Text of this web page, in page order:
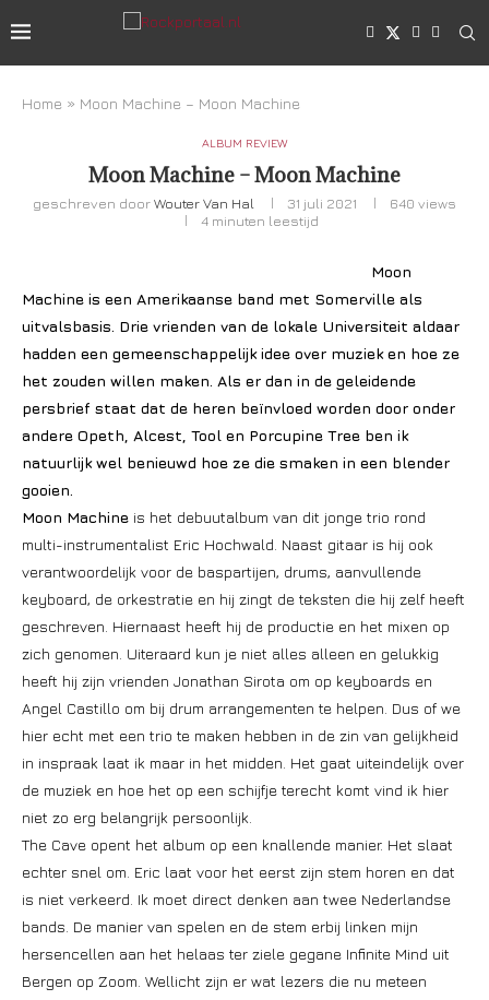
Home » Moon Machine – Moon Machine
ALBUM REVIEW
Moon Machine – Moon Machine
geschreven doorWouter Van Hal 31 juli 2021 640 views
4 minuten leestijd
Moon
Machine is een Amerikaanse band met Somerville als
uitvalsbasis. Drie vrienden van de lokale Universiteit aldaar
hadden een gemeenschappelijk idee over muziek en hoe ze
het zouden willen maken. Als er dan in de geleidende
persbrief staat dat de heren beïnvloed worden door onder
andere Opeth, Alcest, Tool en Porcupine Tree ben ik
natuurlijk wel benieuwd hoe ze die smaken in een blender
gooien.
Moon Machine is het debuutalbum van dit jonge trio rond
multi-instrumentalist Eric Hochwald. Naast gitaar is hij ook
verantwoordelijk voor de baspartijen, drums, aanvullende
keyboard, de orkestratie en hij zingt de teksten die hij zelf heeft
geschreven. Hiernaast heeft hij de productie en het mixen op
zich genomen. Uiteraard kun je niet alles alleen en gelukkig
heeft hij zijn vrienden Jonathan Sirota om op keyboards en
Angel Castillo om bij drum arrangementen te helpen. Dus of we
hier echt met een trio te maken hebben in de zin van gelijkheid
in inspraak laat ik maar in het midden. Het gaat uiteindelijk over
de muziek en hoe het op een schijfje terecht komt vind ik hier
niet zo erg belangrijk persoonlijk.
The Cave opent het album op een knallende manier. Het slaat
echter snel om. Eric laat voor het eerst zijn stem horen en dat
is niet verkeerd. Ik moet direct denken aan twee Nederlandse
bands. De manier van spelen en de stem erbij linken mijn
hersencellen aan het helaas ter ziele gegane Infinite Mind uit
Bergen op Zoom. Wellicht zijn er wat lezers die nu meteen